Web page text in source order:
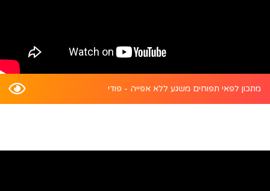
מתכון לפאי תפוחים משגע ללא אפייה - פודי